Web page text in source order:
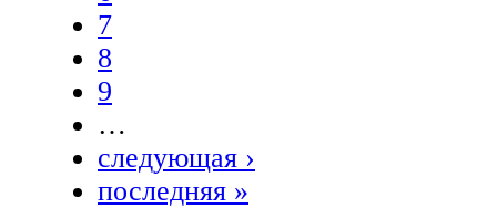
7
8
9
…
следующая ›
последняя »